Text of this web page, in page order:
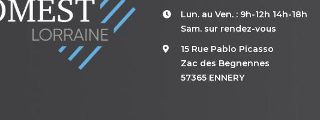
Lun. au Ven. : 9h-12h 14h-18h
Sam. sur rendez-vous
15 Rue Pablo Picasso
Zac des Begnennes
57365 ENNERY